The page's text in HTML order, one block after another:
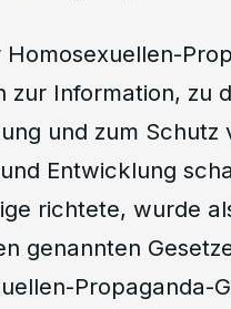
zur Information, zu
und zum Schutz
Entwicklung
richtete, wurde
genannten
Propaganda-